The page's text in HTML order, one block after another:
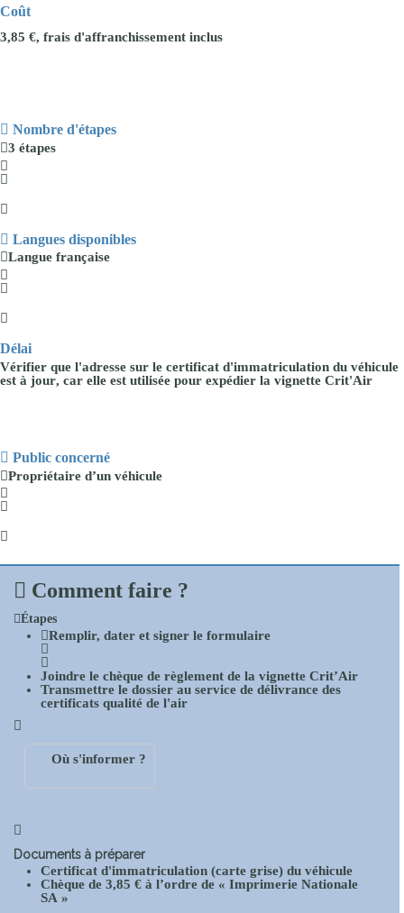
Coût
3,85 €, frais d'affranchissement inclus
Nombre d'étapes
3 étapes
Langues disponibles
Langue française
Délai
Vérifier que l'adresse sur le certificat d'immatriculation du véhicule
est à jour, car elle est utilisée pour expédier la vignette Crit'Air
Public concerné
Propriétaire d’un véhicule
Comment faire ?
Étapes
Remplir, dater et signer le formulaire
Joindre le chèque de règlement de la vignette Crit’Air
Transmettre le dossier au service de délivrance des
certificats qualité de l'air
Où s'informer ?
Documents à préparer
Certificat d'immatriculation (carte grise) du véhicule
Chèque de 3,85 € à l’ordre de « Imprimerie Nationale
SA »